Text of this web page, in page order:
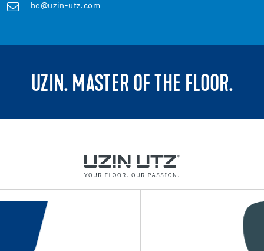
be@uzin-utz.com
UZIN. MASTER OF THE FLOOR.